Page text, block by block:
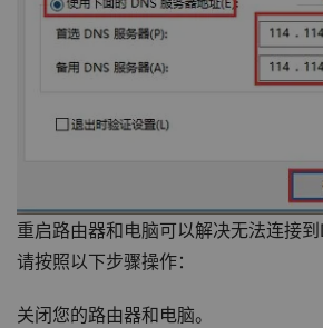
重启路由器和电脑可以解决无法连接到
请按照以下步骤操作：
关闭您的路由器和电脑。